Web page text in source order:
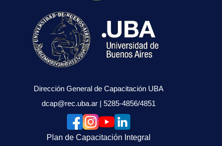
Plan de Capacitación Integral
Dirección General de Capacitación UBA
dcap@rec.uba.ar | 5285-4856/4851